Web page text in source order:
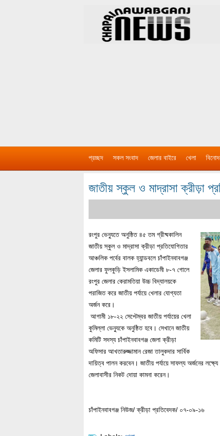
প্রচ্ছদ সকল সংবাদ জেলার বাইরে খেলা
জাতীয় স্কুল ও মাদ্রাসা ক্রীড়া
রংপুর ভেন্যুতে অনুষ্ঠিত ৪৫ তম গ্রীষ্মকালিন
জাতীয় স্কুল ও মাদ্রাসা ক্রীড়া প্রতিযোগিতার
আঞ্চলিক পর্বের বালক হ্যান্ডবলে চাঁপাইনবাবগঞ্জ
জেলার ফুলকুড়ি ইসলামিক একাডেমী ৮-৭ গোলে
রংপুর জেলার কেরামতিয়া উচ্চ বিদ্যালয়কে
পরাজিত করে জাতীয় পর্যায়ে খেলার যোগ্যতা
অর্জন করে।
আগামী ১৮-২২ সেপ্টেম্বর জাতীয় পর্যায়ের খেলা
কুমিল্লা ভেন্যুকে অনুষ্ঠিত হবে। সেখানে জাতীয়
কমিটি সদস্য চাঁপাইনবাবগঞ্জ জেলা ক্রীড়া
অফিসার আখতারুজ্জামান রেজা তালুকদার সার্বিক
দায়িত্ব পালন করবেন। জাতীয় পর্যায়ে সাফল্য অর্জনের
জেলাবাসীর নিকট দোয়া কামনা করেন।
চাঁপাইনবাবগঞ্জ নিউজ/ ক্রীড়া প্রতিবেদক/ ০৭-০৯-১৬